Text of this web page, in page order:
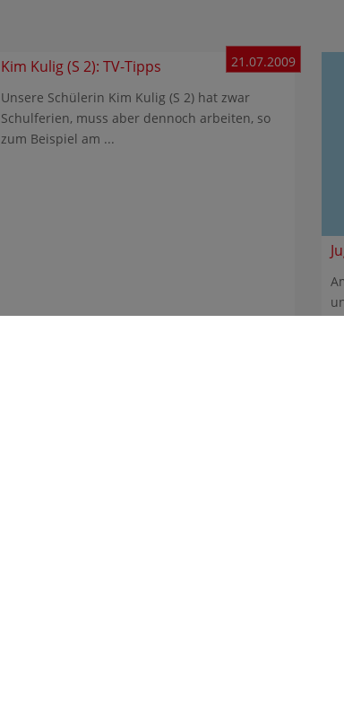
Kim Kulig (S 2): TV-Tipps 21.07.2009
Unsere Schülerin Kim Kulig (S 2) hat zwar
Schulferien, muss aber dennoch arbeiten, so
zum Beispiel am ...